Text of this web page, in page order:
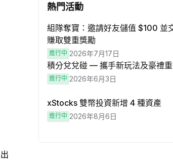
熱門活動
組隊奪寶：邀請好友儲值 $100 並
賺取雙重獎勵
進行中 2026年7月17日
積分兌兌碰 — 攜手新玩法及豪禮重
進行中 2026年6月3日
xStocks 雙幣投資新增 4 種資產
進行中 2026年8月6日